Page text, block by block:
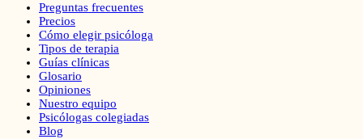
Preguntas frecuentes
Precios
Cómo elegir psicóloga
Tipos de terapia
Guías clínicas
Glosario
Opiniones
Nuestro equipo
Psicólogas colegiadas
Blog